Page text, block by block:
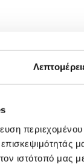
ιστότοπό μας